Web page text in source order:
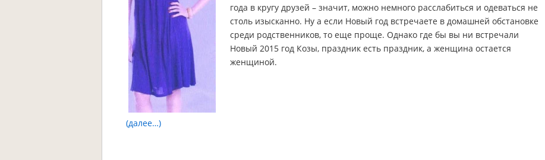
года в кругу друзей – значит, можно немного расслабиться и одеваться не
столь изысканно. Ну а если Новый год встречаете в домашней обстановке
среди родственников, то еще проще. Однако где бы вы ни встречали
Новый 2015 год Козы, праздник есть праздник, а женщина остается
женщиной.
(далее…)